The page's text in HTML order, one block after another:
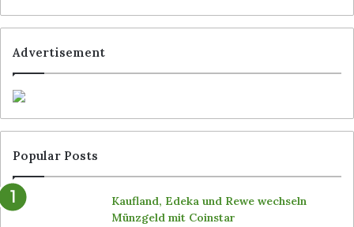
Advertisement
Popular Posts
Kaufland, Edeka und Rewe wechseln
Münzgeld mit Coinstar